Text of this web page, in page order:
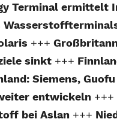
Terminal ermittelt
+++
sinkt +++
Siemens,
entwickeln +++
bei Aslan +++